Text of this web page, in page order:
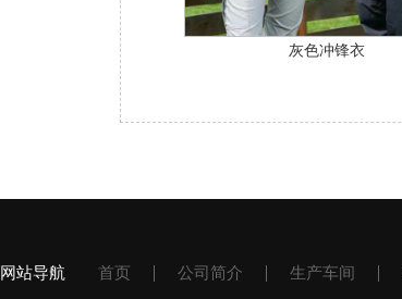
灰色冲锋衣
网站导航 首页 公司简介 生产车间